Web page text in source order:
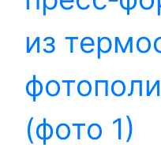
из
(фото 1)